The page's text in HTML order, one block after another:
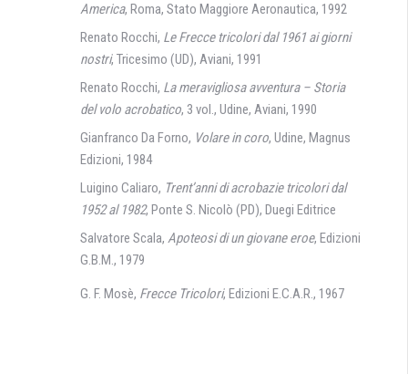
America, Roma, Stato Maggiore Aeronautica, 1992
Renato Rocchi, Le Frecce tricolori dal 1961 ai giorni
nostri, Tricesimo (UD), Aviani, 1991
Renato Rocchi, La meravigliosa avventura – Storia
del volo acrobatico, 3 vol., Udine, Aviani, 1990
Gianfranco Da Forno, Volare in coro, Udine, Magnus
Edizioni, 1984
Luigino Caliaro, Trent’anni di acrobazie tricolori dal
1952 al 1982, Ponte S. Nicolò (PD), Duegi Editrice
Salvatore Scala, Apoteosi di un giovane eroe, Edizioni
G.B.M., 1979
G. F. Mosè, Frecce Tricolori, Edizioni E.C.A.R., 1967